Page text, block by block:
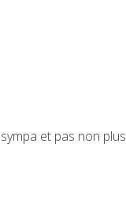
et pas non plus